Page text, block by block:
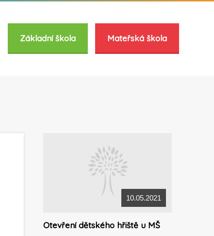
Základní škola Mateřská škola
10.05.2021
Otevření dětského hřiště u MŠ